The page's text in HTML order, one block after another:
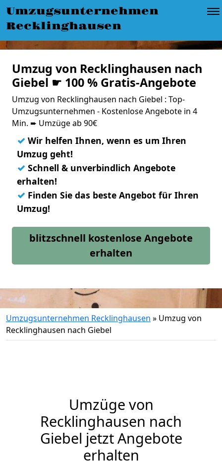
Umzugsunternehmen
Recklinghausen
Umzug von Recklinghausen nach
Giebel ☛ 100 % Gratis-Angebote
Umzug von Recklinghausen nach Giebel : Top-
Umzugsunternehmen - Kostenlose Angebote in 4
Min. ➨ Umzüge ab 90€
✓ Wir helfen Ihnen, wenn es um Ihren
Umzug geht!
✓ Schnell & unverbindlich Angebote
erhalten!
✓ Finden Sie das beste Angebot für Ihren
Umzug!
blitzschnell kostenlose Angebote
erhalten
Umzugsunternehmen Recklinghausen » Umzug von
Recklinghausen nach Giebel
Umzüge von
Recklinghausen nach
Giebel jetzt Angebote
erhalten